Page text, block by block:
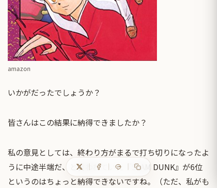
amazon
いかがだったでしょうか？
皆さんはこの結果に納得できましたか？
私の意見としては、終わり方がまるで打ち切りになったよ
うに中途半端だ、と言われていた『SLAM DUNK』が6位
というのはちょっと納得できないですね。（ただ、私がも